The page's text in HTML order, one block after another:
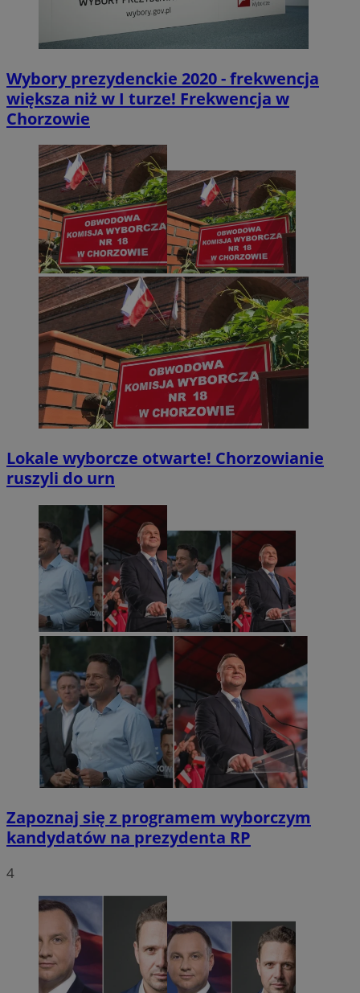
Wybory prezydenckie 2020 - frekwencja
większa niż w I turze! Frekwencja w
Chorzowie
Lokale wyborcze otwarte! Chorzowianie
ruszyli do urn
Zapoznaj się z programem wyborczym
kandydatów na prezydenta RP
4